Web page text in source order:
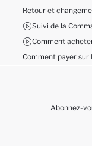
Retour et
Suivi de la
Comment
Comment payer sur
Abonnez-